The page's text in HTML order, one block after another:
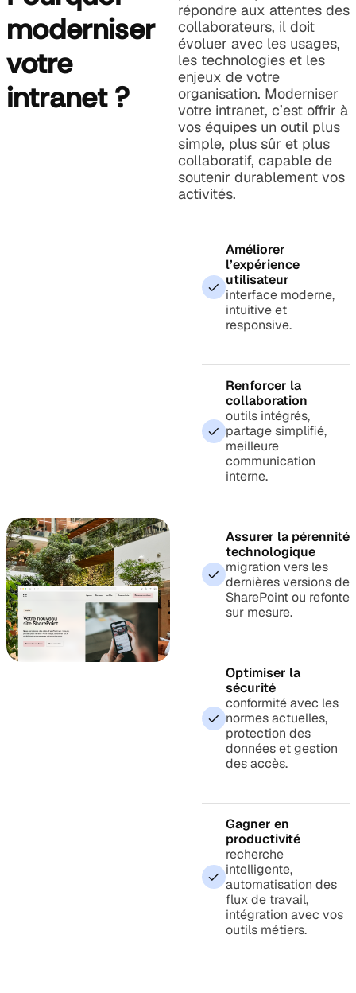
moderniser
votre
intranet ?
répondre aux attentes des
collaborateurs, il doit
évoluer avec les usages,
les technologies et les
enjeux de votre
organisation. Moderniser
votre intranet, c’est offrir à
vos équipes un outil plus
simple, plus sûr et plus
collaboratif, capable de
soutenir durablement vos
activités.
Améliorer
l’expérience
utilisateur
interface moderne,
intuitive et
responsive.
Renforcer la
collaboration
outils intégrés,
partage simplifié,
meilleure
communication
interne.
Assurer la pérennité
technologique
migration vers les
dernières versions de
SharePoint ou refonte
sur mesure.
Optimiser la
sécurité
conformité avec les
normes actuelles,
protection des
données et gestion
des accès.
Gagner en
productivité
recherche
intelligente,
automatisation des
flux de travail,
intégration avec vos
outils métiers.